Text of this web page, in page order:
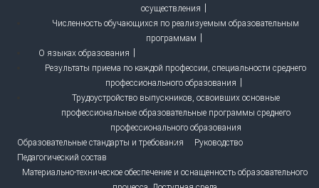
осуществления
Численность обучающихся по реализуемым образовательным
программам
О языках образования
Результаты приема по каждой профессии, специальности среднего
профессионального образования
Трудоустройство выпускников, освоивших основные
профессиональные образовательные программы среднего
профессионального образования
Образовательные стандарты и требования
Руководство
Педагогический состав
Материально-техническое обеспечение и оснащенность образовательного